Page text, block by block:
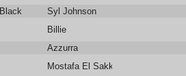
Syl Johnson
Billie
Azzurra
Mostafa El Sakka